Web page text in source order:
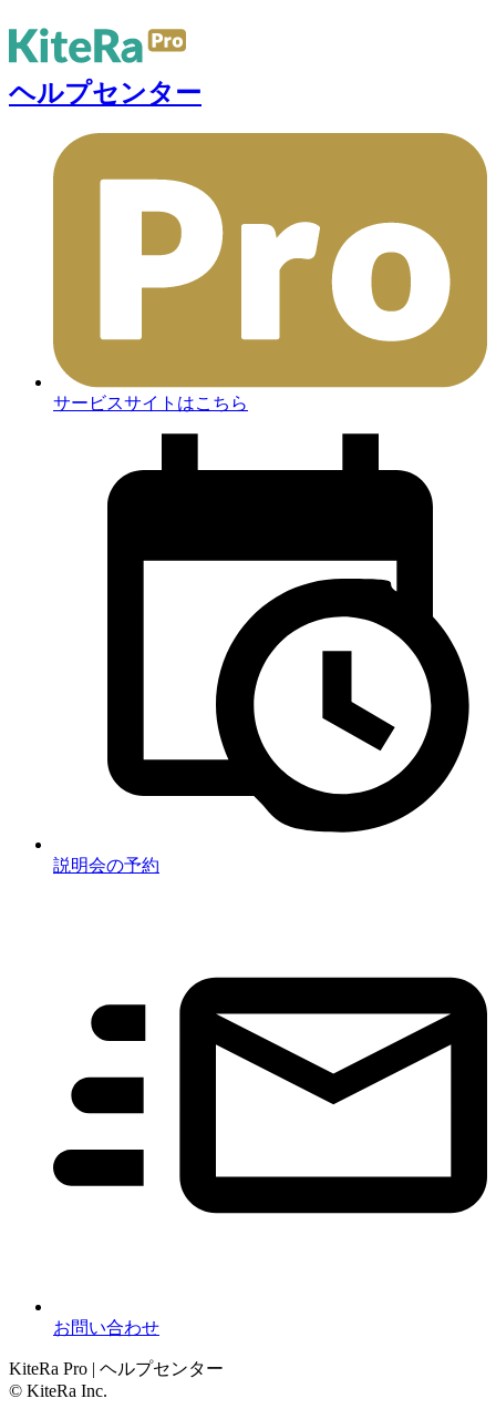
ヘルプセンター
サービスサイトはこちら
説明会の予約
お問い合わせ
KiteRa Pro | ヘルプセンター
© KiteRa Inc.